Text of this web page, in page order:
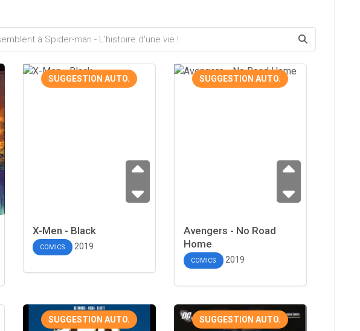
SUGGESTION AUTO.
X-Men - Black
COMICS 2019
SUGGESTION AUTO.
Avengers - No Road
Home
COMICS 2019
SUGGESTION AUTO. SUGGESTION AUTO.